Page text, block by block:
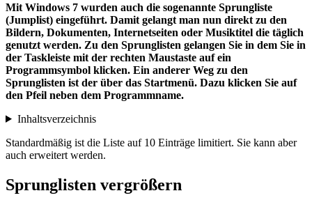
Mit Windows 7 wurden auch die sogenannte Sprungliste
(Jumplist) eingeführt. Damit gelangt man nun direkt zu den
Bildern, Dokumenten, Internetseiten oder Musiktitel die täglich
genutzt werden. Zu den Sprunglisten gelangen Sie in dem Sie in
der Taskleiste mit der rechten Maustaste auf ein
Programmsymbol klicken. Ein anderer Weg zu den
Sprunglisten ist der über das Startmenü. Dazu klicken Sie auf
den Pfeil neben dem Programmname.
Inhaltsverzeichnis
Standardmäßig ist die Liste auf 10 Einträge limitiert. Sie kann aber
auch erweitert werden.
Sprunglisten vergrößern